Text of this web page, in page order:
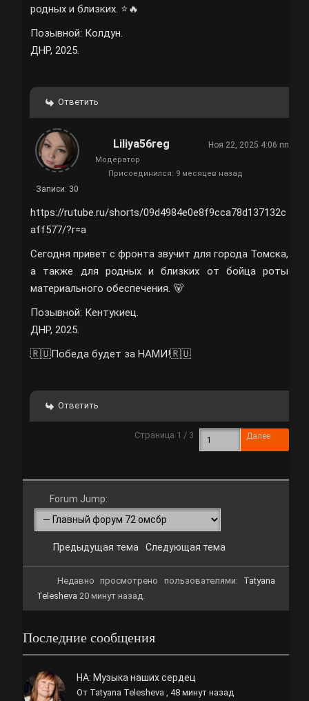
родных и близких. ⭐️🔥
Позывной: Колдун.
ДНР, 2025.
Ответить
Записи: 30
Liliya56reg Ноя 22, 2025 4:06 пп
Модератор
Присоединился: 9 месяцев назад
https://rutube.ru/shorts/09d4984e0e8f9cca78d137132c
aff577/?r=a
Сегодня привет с фронта звучит для города Томска,
а также для родных и близких от бойца роты
материального обеспечения. 🐻
Позывной: Кентукиец.
ДНР, 2025.
🇷🇺Победа будет за НАМИ!🇷🇺
Ответить
Страница 1 / 3 Далее
Forum Jump:
Предыдущая тема Следующая тема
Недавно просмотрено пользователями: Tatyana
Telesheva 20 минут назад.
Последние сообщения
НА: Музыка наших сердец
От Tatyana Telesheva , 48 минут назад